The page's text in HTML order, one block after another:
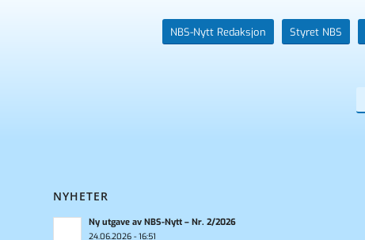
NBS-Nytt Redaksjon Styret NBS
NYHETER
Ny utgave av NBS-Nytt – Nr. 2/2026
24.06.2026 - 16:51